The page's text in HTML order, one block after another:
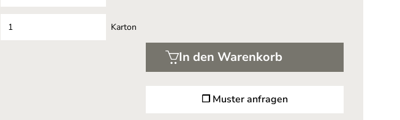
❐ Muster anfragen
Karton
In den Warenkorb